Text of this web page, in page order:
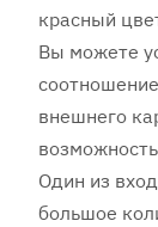
красный
Вы можете
внешнего
Один из
большое